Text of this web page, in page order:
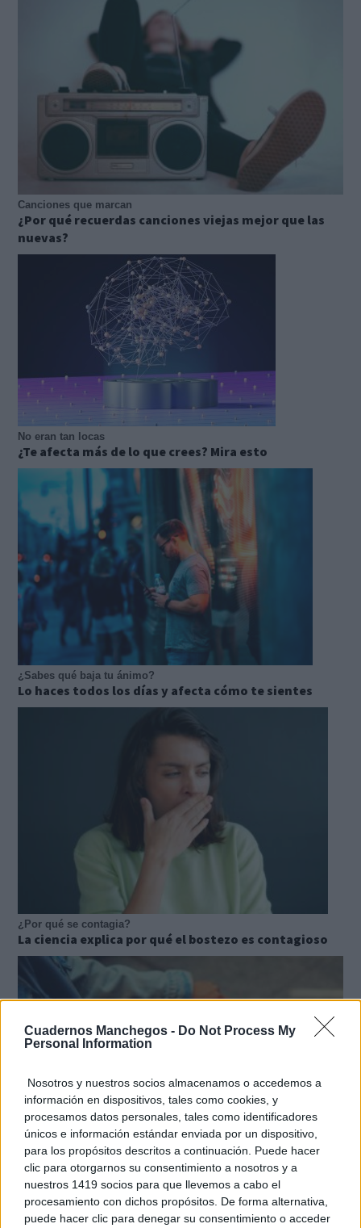
Cuadernos Manchegos - Do Not Process My
Personal Information
Nosotros y nuestros socios almacenamos o accedemos a
información en dispositivos, tales como cookies, y
procesamos datos personales, tales como identificadores
únicos e información estándar enviada por un dispositivo,
para los propósitos descritos a continuación. Puede hacer
clic para otorgarnos su consentimiento a nosotros y a
nuestros 1419 socios para que llevemos a cabo el
procesamiento con dichos propósitos. De forma alternativa,
puede hacer clic para denegar su consentimiento o acceder
Canciones que marcan
¿Por qué recuerdas canciones viejas mejor que las
nuevas?
No eran tan locas
¿Te afecta más de lo que crees? Mira esto
¿Sabes qué baja tu ánimo?
Lo haces todos los días y afecta cómo te sientes
¿Por qué se contagia?
La ciencia explica por qué el bostezo es contagioso
Pasaportes que abren puertas
Los pasaportes más poderosos del mundo, ¿está el
tuyo?